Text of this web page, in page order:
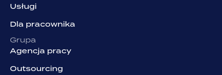
Usługi
Dla pracownika
Grupa
Agencja pracy
Outsourcing